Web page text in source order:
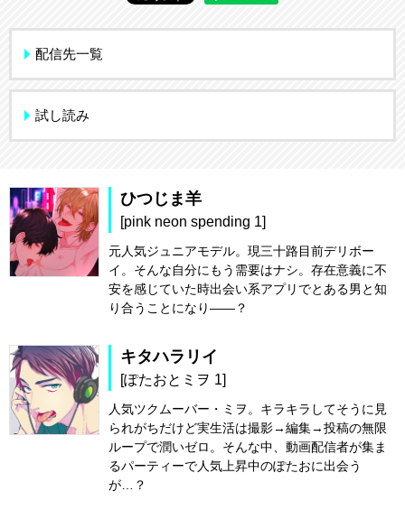
配信先一覧
試し読み
ひつじま羊
[pink neon spending 1]
元人気ジュニアモデル。現三十路目前デリボー
イ。そんな自分にもう需要はナシ。存在意義に不
安を感じていた時出会い系アプリでとある男と知
り合うことになり――？
キタハラリイ
[ぽたおとミヲ 1]
人気ツクムーバー・ミヲ。キラキラしてそうに見
られがちだけど実生活は撮影→編集→投稿の無限
ループで潤いゼロ。そんな中、動画配信者が集ま
るパーティーで人気上昇中のぽたおに出会う
が…？